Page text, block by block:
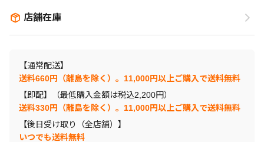
店舗在庫
【通常配送】
送料660円（離島を除く）。11,000円以上ご購入で送料無料
【即配】（最低購入金額は税込2,200円）
送料330円（離島を除く）。11,000円以上ご購入で送料無料
【後日受け取り（全店舗）】
いつでも送料無料